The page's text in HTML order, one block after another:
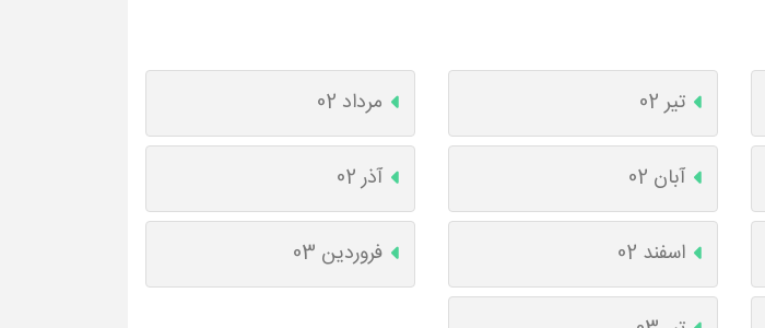
تیر 02 مرداد 02
آبان 02 آذر 02
اسفند 02 فروردین 03